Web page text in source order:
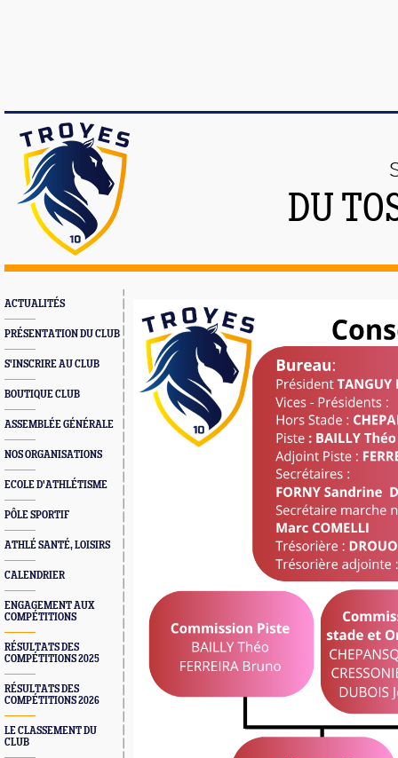
DU
ACTUALITÉS
PRÉSENTATION DU CLUB
S'INSCRIRE AU CLUB
BOUTIQUE CLUB
ASSEMBLÉE GÉNÉRALE
NOS ORGANISATIONS
ECOLE D'ATHLÉTISME
PÔLE SPORTIF
ATHLÉ SANTÉ, LOISIRS
CALENDRIER
ENGAGEMENT AUX
COMPÉTITIONS
RÉSULTATS DES
COMPÉTITIONS 2025
RÉSULTATS DES
COMPÉTITIONS 2026
LE CLASSEMENT DU
CLUB